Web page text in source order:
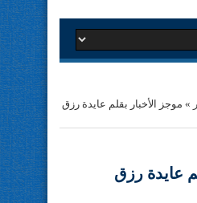
» موجز الأخبار بقلم عايدة رزق
عايدة رزق